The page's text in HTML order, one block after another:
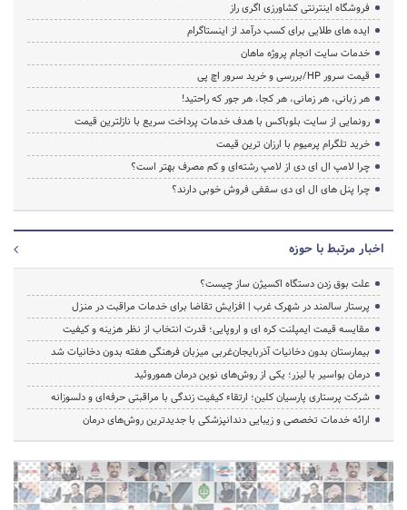
فروشگاه اینترنتی کشاورزی اگری راز
ایده های طلایی برای کسب درآمد از اینستاگرام
خدمات سایت انجام پروژه ماهان
قیمت سرور HP/بررسی و خرید سرور اچ پی
هر زبانی، هر زمانی، هر کجا، هر جور که راحتید!
رونمایی از سایت بلوباکس با هدف خدمات پرداخت سریع با نازلترین قیمت
خرید تلگرام پرمیوم با ارزان ترین قیمت
چرا لامپ ال ای دی از لامپ رشته‌ای و کم مصرف بهتر است؟
چرا پنل های ال ای دی سقفی فروش خوبی دارند؟
اخبار مرتبط با حوزه
علت بوق زدن دستگاه اکسیژن ساز چیست؟
پرستار سالمند در شهرک غرب | افزایش تقاضا برای خدمات مراقبت در منزل
مقایسه قیمت ایمپلنت کره ای و اروپایی؛ قدرت انتخاب از نظر هزینه و کیفیت
بیمارستان بدون دخانیات آذربایجان‌غربی میزبان فرهنگی هفته بدون دخانیات شد
درمان بواسیر با لیزر؛ یکی از روش‌های نوین درمان هموروئید
شرکت پرستاری پارسیان کلین؛ ارتقاء کیفیت زندگی با مراقبتی حرفه‌ای و دلسوزانه
ارائه خدمات تخصصی و زیبایی دندانپزشکی با جدیدترین روش‌های درمان